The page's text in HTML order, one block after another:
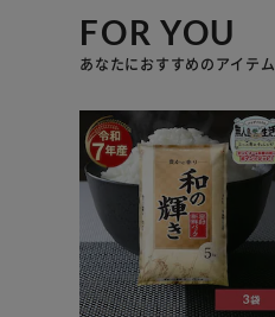
FOR YOU
あなたにおすすめのアイテム